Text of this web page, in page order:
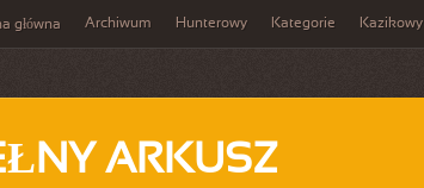
główna Archiwum Hunterowy Kategorie Kazikowy
ARKUSZ